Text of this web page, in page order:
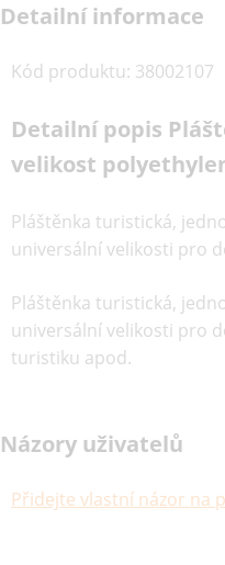
Detailní informace
Kód produktu: 38002107
Detailní popis
velikost
Pláštěnka turistická,
universální velikosti pro
Pláštěnka turistická,
universální velikosti pro
turistiku apod.
Názory uživatelů
Přidejte vlastní názor na